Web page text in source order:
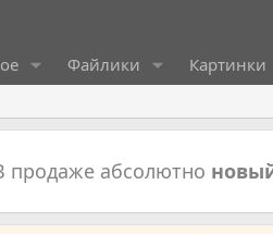
Файлики Картинки
продаже абсолютно